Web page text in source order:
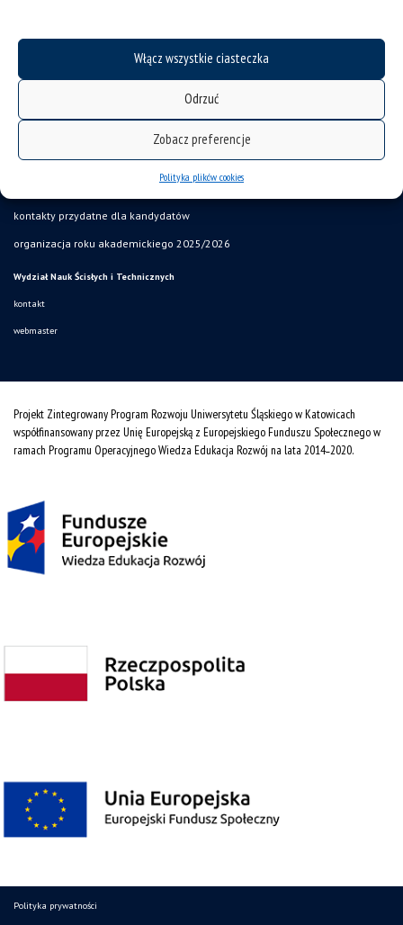
Włącz wszystkie ciasteczka
Odrzuć
Zobacz preferencje
Polityka plików cookies
deklaracja dostępności
serwisy elektroniczne pracownika
kontakty przydatne dla kandydatów
organizacja roku akademickiego 2025/2026
Wydział Nauk Ścisłych i Technicznych
kontakt
webmaster
Projekt Zintegrowany Program Rozwoju Uniwersytetu Śląskiego w Katowicach
współfinansowany przez Unię Europejską z Europejskiego Funduszu Społecznego w
ramach Programu Operacyjnego Wiedza Edukacja Rozwój na lata 2014˗2020.
Polityka prywatności